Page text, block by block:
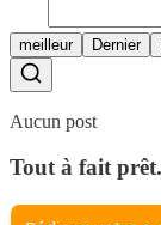
meilleur Dernier
Aucun post
Tout à fait